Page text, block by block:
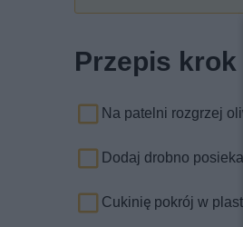
Przepis krok
Na patelni rozgrzej
Dodaj drobno
Cukinię pokrój w